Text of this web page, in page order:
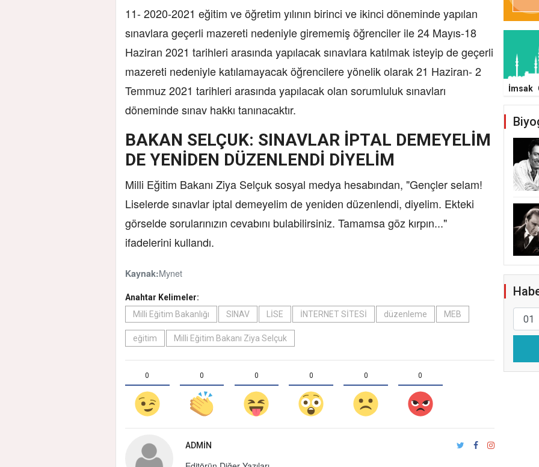
11- 2020-2021 eğitim ve öğretim yılının birinci ve ikinci döneminde yapılan
sınavlara geçerli mazereti nedeniyle girememiş öğrenciler ile 24 Mayıs-18
Haziran 2021 tarihleri arasında yapılacak sınavlara katılmak isteyip de geçerli
mazereti nedeniyle katılamayacak öğrencilere yönelik olarak 21 Haziran- 2
Temmuz 2021 tarihleri arasında yapılacak olan sorumluluk sınavları
döneminde sınav hakkı tanınacaktır.
BAKAN SELÇUK: SINAVLAR İPTAL DEMEYELİM
DE YENİDEN DÜZENLENDİ DİYELİM
Milli Eğitim Bakanı Ziya Selçuk sosyal medya hesabından, "Gençler selam!
Liselerde sınavlar iptal demeyelim de yeniden düzenlendi, diyelim. Ekteki
görselde sorularınızın cevabını bulabilirsiniz. Tamamsa göz kırpın..."
ifadelerini kullandı.
Kaynak:Mynet
Anahtar Kelimeler:
Milli Eğitim Bakanlığı
SINAV LİSE İNTERNET SİTESİ düzenleme MEB
eğitim Milli Eğitim Bakanı Ziya Selçuk
0 0 0 0 0 0
ADMIN
İmsak